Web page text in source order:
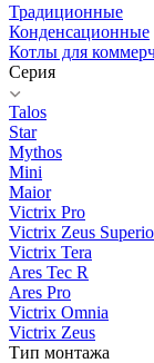
Традиционные
Конденсационные
Котлы для
Серия
Talos
Star
Mythos
Mini
Maior
Victrix Pro
Victrix Zeus
Victrix Tera
Ares Tec R
Ares Pro
Victrix Omnia
Victrix Zeus
Тип монтажа